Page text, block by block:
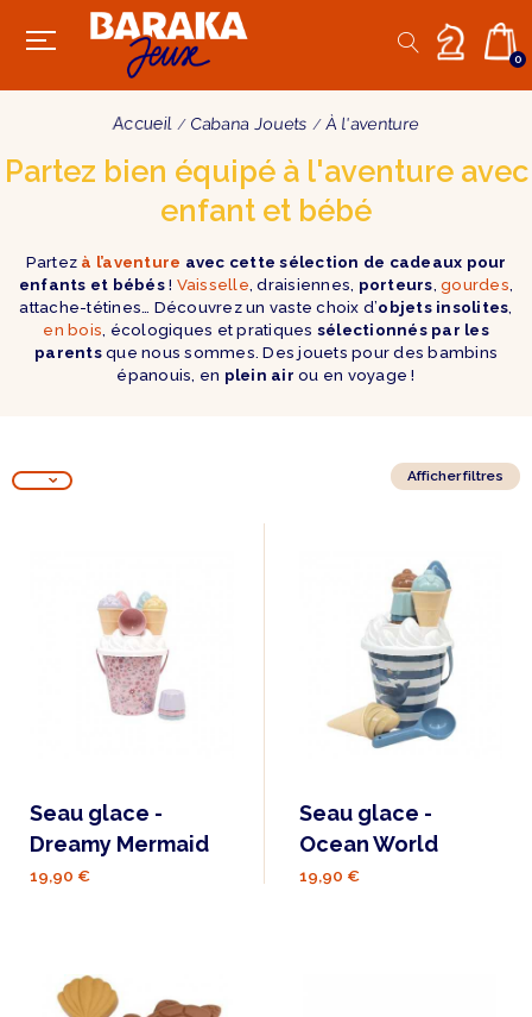
0
Accueil Cabana Jouets À l'aventure
Partez bien équipé à l'aventure avec
enfant et bébé
Partez à l’aventure avec cette sélection de cadeaux pour
enfants et bébés! Vaisselle , draisiennes, porteurs ,gourdes
attache-tétines… Découvrez un vaste choix d’objets insolites
en bois , écologiques et pratiques sélectionnés par les
parentsque nous sommes. Des jouets pour des bambins
épanouis, en plein air ou en voyage !
Afficher filtres
Seau glace -
Dreamy Mermaid
19,90 €
Seau glace -
Ocean World
19,90 €